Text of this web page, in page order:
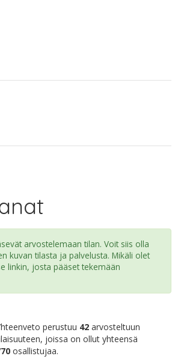
arvostelemaan tilan. Voit siis olla
kuvan tilasta ja palvelusta. Mikäli olet
linkin, josta pääset tekemään
perustuu 42 arvosteltuun
joissa on ollut yhteensä
osallistujaa.